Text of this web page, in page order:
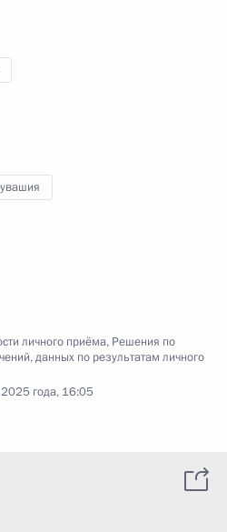
личного приёма, Решения по
данных по результатам личного
года, 16:05